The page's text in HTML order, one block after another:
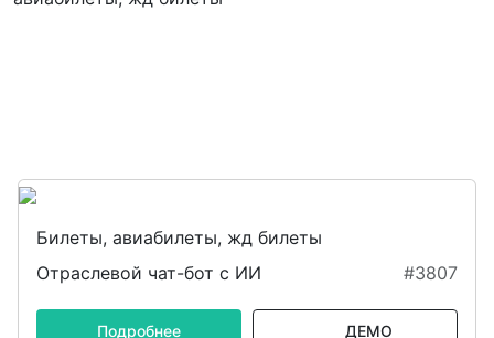
Билеты, авиабилеты, жд билеты
Отраслевой чат-бот с ИИ
#3807
Подробнее ДЕМО